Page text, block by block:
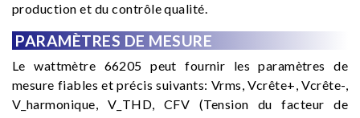
production et du contrôle qualité.
PARAMÈTRES DE MESURE
Le wattmètre 66205 peut fournir les paramètres de
mesure fiables et précis suivants: Vrms, Vcrête+, Vcrête-,
V_harmonique, V_THD, CFV (Tension du facteur de